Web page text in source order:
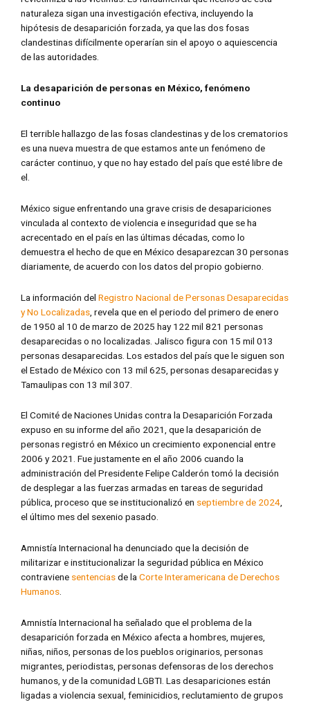
naturaleza sigan una investigación efectiva, incluyendo la
hipótesis de desaparición forzada, ya que las dos fosas
clandestinas difícilmente operarían sin el apoyo o aquiescencia
de las autoridades.
La desaparición de personas en México, fenómeno
continuo
El terrible hallazgo de las fosas clandestinas y de los crematorios
es una nueva muestra de que estamos ante un fenómeno de
carácter continuo, y que no hay estado del país que esté libre de
el.
México sigue enfrentando una grave crisis de desapariciones
vinculada al contexto de violencia e inseguridad que se ha
acrecentado en el país en las últimas décadas, como lo
demuestra el hecho de que en México desaparezcan 30 personas
diariamente, de acuerdo con los datos del propio gobierno.
La información del Registro Nacional de Personas Desaparecidas
y No Localizadas , revela que en el periodo del primero de enero
de 1950 al 10 de marzo de 2025 hay 122 mil 821 personas
desaparecidas o no localizadas. Jalisco figura con 15 mil 013
personas desaparecidas. Los estados del país que le siguen son
el Estado de México con 13 mil 625, personas desaparecidas y
Tamaulipas con 13 mil 307.
El Comité de Naciones Unidas contra la Desaparición Forzada
expuso en su informe del año 2021, que la desaparición de
personas registró en México un crecimiento exponencial entre
2006 y 2021. Fue justamente en el año 2006 cuando la
administración del Presidente Felipe Calderón tomó la decisión
de desplegar a las fuerzas armadas en tareas de seguridad
pública, proceso que se institucionalizó en septiembre de 2024,
el último mes del sexenio pasado.
Amnistía Internacional ha denunciado que la decisión de
militarizar e institucionalizar la seguridad pública en México
contraviene sentenciasde laCorte Interamericana de Derechos
Humanos.
Amnistía Internacional ha señalado que el problema de la
desaparición forzada en México afecta a hombres, mujeres,
niñas, niños, personas de los pueblos originarios, personas
migrantes, periodistas, personas defensoras de los derechos
humanos, y de la comunidad LGBTI. Las desapariciones están
ligadas a violencia sexual, feminicidios, reclutamiento de grupos